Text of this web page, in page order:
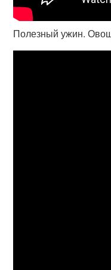
Полезный ужин.